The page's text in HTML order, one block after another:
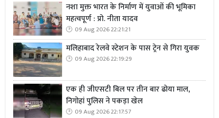
नशा मुक्त भारत के निर्माण में युवाओं की भूमिका
महत्वपूर्ण : प्रो. नीता यादव
09 Aug 2026 22:21:21
मलिहाबाद रेलवे स्टेशन के पास ट्रेन से गिरा युवक
09 Aug 2026 22:19:29
एक ही जीएसटी बिल पर तीन बार ढोया माल,
निगोहां पुलिस ने पकड़ा खेल
09 Aug 2026 22:17:57